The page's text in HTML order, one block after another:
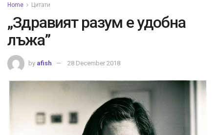
Home Цитати
„Здравият разум е удобна
лъжа”
by afish 28 December 2018